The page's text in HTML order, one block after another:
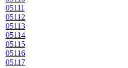
05111
05112
05113
05114
05115
05116
05117